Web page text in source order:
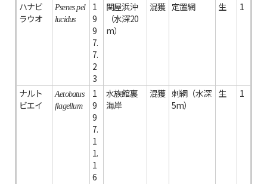
ハナビ
ラウオ
Psenes pel
lucidus
1
9
9
7.
7.
2
3
関屋浜沖
（水深20
m）
混獲 定置網 生 1
ナルト
ビエイ
Aetobatus
flagellum
1
9
9
7.
1
1.
1
6
水族館裏
海岸
混獲 刺網（水深
5m）
生 1